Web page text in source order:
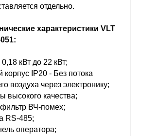
отдельно.
характеристики VLT
кВт до 22 кВт;
IP20 - Без потока
воздуха через электронику;
высокого качества;
ВЧ-помех;
RS-485;
оператора;